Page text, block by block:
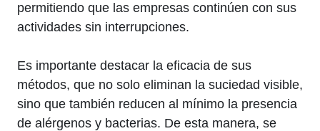
permitiendo que las empresas continúen con sus
actividades sin interrupciones.
Es importante destacar la eficacia de sus
métodos, que no solo eliminan la suciedad visible,
sino que también reducen al mínimo la presencia
de alérgenos y bacterias. De esta manera, se